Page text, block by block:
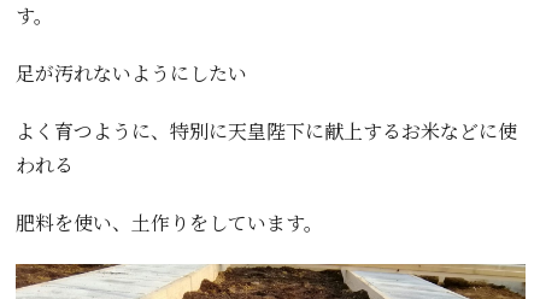
す。
足が汚れないようにしたい
よく育つように、特別に天皇陛下に献上するお米などに使
われる
肥料を使い、土作りをしています。